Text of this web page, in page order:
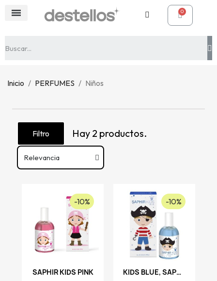
Inicio PERFUMES Niños
Hay 2 productos.
Filtro
Vista rápida
-10%
SAPHIR KIDS PINK Vista rápida
-10%
KIDS BLUE, SAPHIR